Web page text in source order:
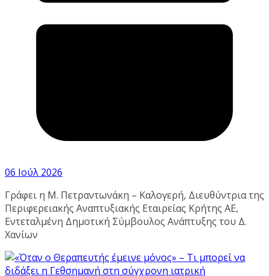
06 Ιούλ 2026
Γράφει η Μ. Πετραντωνάκη – Καλογερή, Διευθύντρια της
Περιφερειακής Αναπτυξιακής Εταιρείας Κρήτης ΑΕ,
Εντεταλμένη Δημοτική Σύμβουλος Ανάπτυξης του Δ.
Χανίων